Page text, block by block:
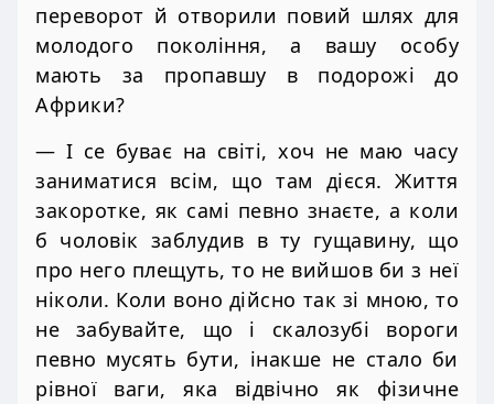
переворот й отворили повий шлях для
молодого покоління, а вашу особу
мають за пропавшу в подорожі до
Африки?
— І се буває на світі, хоч не маю часу
заниматися всім, що там дієся. Життя
закоротке, як самі певно знаєте, а коли
б чоловік заблудив в ту гущавину, що
про него плещуть, то не вийшов би з неї
ніколи. Коли воно дійсно так зі мною, то
не забувайте, що і скалозубі вороги
певно мусять бути, інакше не стало би
рівної ваги, яка відвічно як фізичне